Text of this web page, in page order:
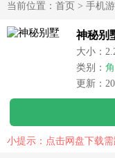
当前位置： 首页 > 手机
神秘别
大小：
类别：
更新：
小提示：点击网盘下载